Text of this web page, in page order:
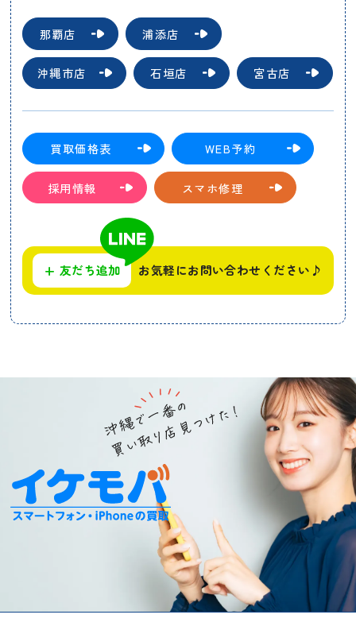
那覇店 浦添店
沖縄市店 石垣店 宮古店
買取価格表 WEB予約
採用情報 スマホ修理
+ 友だち追加 お気軽にお問い合わせください♪